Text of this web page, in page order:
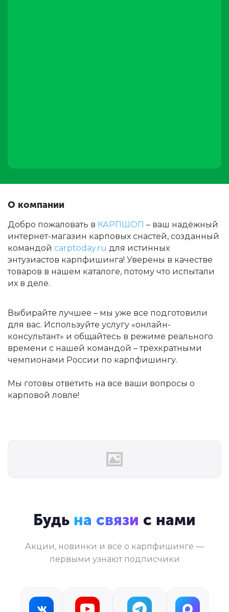
О компании
Добро пожаловать в КАРПШОП – ваш надёжный
интернет-магазин карповых снастей, созданный
командой carptoday.ru для истинных
энтузиастов карпфишинга! Уверены в качестве
товаров в нашем каталоге, потому что испытали
их в деле.
Выбирайте лучшее – мы уже все подготовили
для вас. Используйте услугу «онлайн-
консультант» и общайтесь в режиме реального
времени с нашей командой – трёхкратными
чемпионами России по карпфишингу.
Мы готовы ответить на все ваши вопросы о
карповой ловле!
Будь на связи с нами
Акции, новинки и всё о карпфишинге —
первыми узнают подписчики